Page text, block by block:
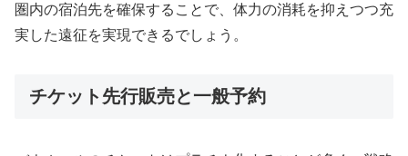
圏内の宿泊先を確保することで、体力の消耗を抑えつつ充
実した遠征を実現できるでしょう。
チケット先行販売と一般予約